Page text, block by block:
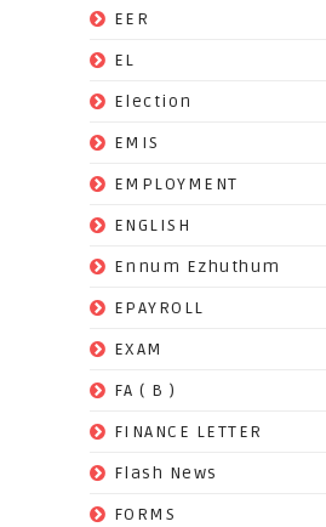
EER
EL
Election
EMIS
EMPLOYMENT
ENGLISH
Ennum Ezhuthum
EPAYROLL
EXAM
FA ( B )
FINANCE LETTER
Flash News
FORMS